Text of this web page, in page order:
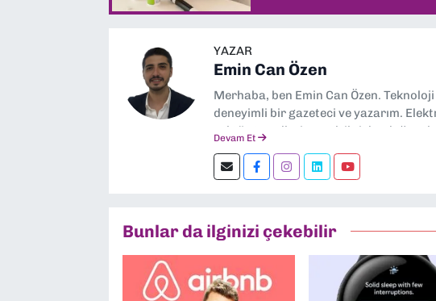
YAZAR
Emin Can Özen
Merhaba, ben Emin Can Özen.
deneyimli bir gazeteci ve yazarım.
sektör trendleri en çok ilgi duyduğum
ediyorum. İzmir’den teknoloji
kalın! 🚀
Devam Et
Bunlar da ilginizi çekebilir